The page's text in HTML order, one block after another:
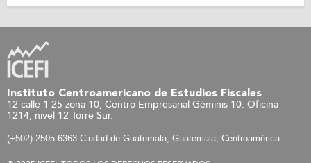
Instituto Centroamericano de Estudios Fiscales
12 calle 1-25 zona 10, Centro Empresarial Géminis 10. Oficina
1214, nivel 12 Torre Sur.
(+502) 2505-6363 Ciudad de Guatemala, Guatemala, Centroamérica